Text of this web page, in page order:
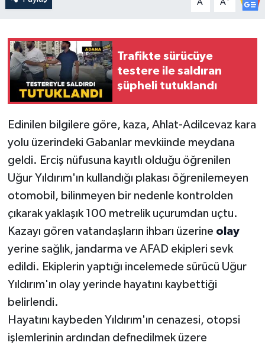
A A
Trafikte sürücüye
testere ile saldıran
şüpheli tutuklandı
Edinilen bilgilere göre, kaza, Ahlat-Adilcevaz kara
yolu üzerindeki Gabanlar mevkiinde meydana
geldi. Erciş nüfusuna kayıtlı olduğu öğrenilen
Uğur Yıldırım'ın kullandığı plakası öğrenilemeyen
otomobil, bilinmeyen bir nedenle kontrolden
çıkarak yaklaşık 100 metrelik uçurumdan uçtu.
Kazayı gören vatandaşların ihbarı üzerine olay
yerine sağlık, jandarma ve AFAD ekipleri sevk
edildi. Ekiplerin yaptığı incelemede sürücü Uğur
Yıldırım'ın olay yerinde hayatını kaybettiği
belirlendi.
Hayatını kaybeden Yıldırım'ın cenazesi, otopsi
işlemlerinin ardından defnedilmek üzere